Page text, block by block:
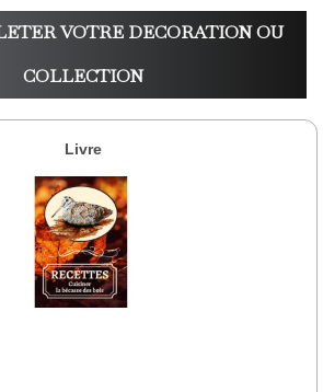
VOTRE DECORATION OU
COLLECTION
Livre